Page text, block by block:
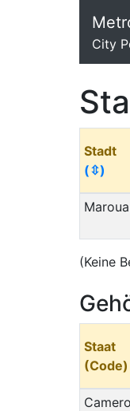
City
Stadt
(⇳)
Maroua
(Keine
Staat
(Code)